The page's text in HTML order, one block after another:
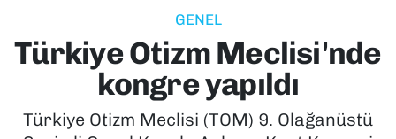
GENEL
Türkiye Otizm Meclisi'nde
kongre yapıldı
Türkiye Otizm Meclisi (TOM) 9. Olağanüstü
EKONOMİ
KÜLTÜR SANAT
Süper Lig Puan Durumu ve Fikstür
Tüm Manşetler
Son Dakika Haberleri